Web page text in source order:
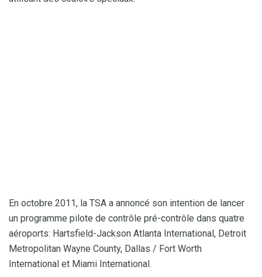
En octobre 2011, la TSA a annoncé son intention de lancer
un programme pilote de contrôle pré-contrôle dans quatre
aéroports: Hartsfield-Jackson Atlanta International, Detroit
Metropolitan Wayne County, Dallas / Fort Worth
International et Miami International.